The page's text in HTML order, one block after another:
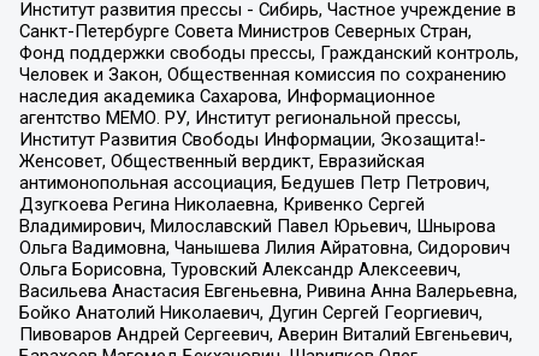
Институт развития прессы - Сибирь, Частное учреждение в
Санкт-Петербурге Совета Министров Северных Стран,
Фонд поддержки свободы прессы, Гражданский контроль,
Человек и Закон, Общественная комиссия по сохранению
наследия академика Сахарова, Информационное
агентство МЕМО. РУ, Институт региональной прессы,
Институт Развития Свободы Информации, Экозащита!-
Женсовет, Общественный вердикт, Евразийская
антимонопольная ассоциация, Бедушев Петр Петрович,
Дзугкоева Регина Николаевна, Кривенко Сергей
Владимирович, Милославский Павел Юрьевич, Шнырова
Ольга Вадимовна, Чанышева Лилия Айратовна, Сидорович
Ольга Борисовна, Туровский Александр Алексеевич,
Васильева Анастасия Евгеньевна, Ривина Анна Валерьевна,
Бойко Анатолий Николаевич, Дугин Сергей Георгиевич,
Пивоваров Андрей Сергеевич, Аверин Виталий Евгеньевич,